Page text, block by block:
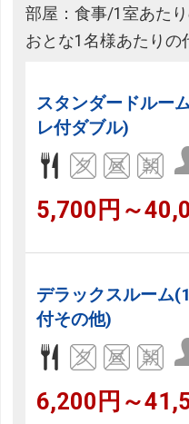
部屋：食事/1室あた
おとな1名様あたりの
スタンダードルー
レ付ダブル)
5,700円～
デラックスルーム
付その他)
6,200円～